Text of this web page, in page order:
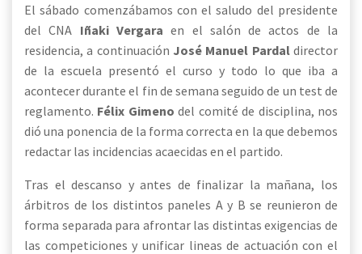
El sábado comenzábamos con el saludo del presidente
del CNA Iñaki Vergara en el salón de actos de la
residencia, a continuación José Manuel Pardaldirector
de la escuela presentó el curso y todo lo que iba a
acontecer durante el fin de semana seguido de un test de
reglamento. Félix Gimeno del comité de disciplina, nos
dió una ponencia de la forma correcta en la que debemos
redactar las incidencias acaecidas en el partido.
Tras el descanso y antes de finalizar la mañana, los
árbitros de los distintos paneles A y B se reunieron de
forma separada para afrontar las distintas exigencias de
las competiciones y unificar lineas de actuación con el